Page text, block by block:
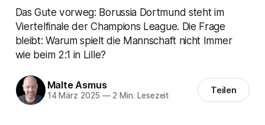
Das Gute vorweg: Borussia Dortmund steht im
Viertelfinale der Champions League. Die Frage
bleibt: Warum spielt die Mannschaft nicht Immer
wie beim 2:1 in Lille?
Malte Asmus
14 März 2025 —2 Min. Lesezeit Teilen